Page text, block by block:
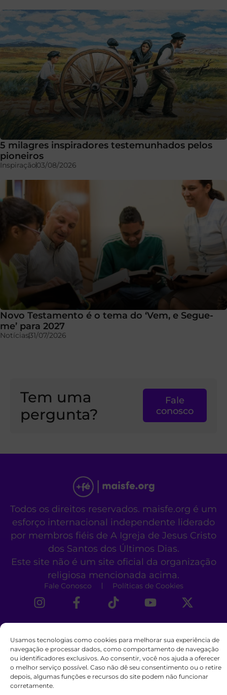
Usamos tecnologias como cookies para melhorar sua experiência de
navegação e processar dados, como comportamento de navegação
ou identificadores exclusivos. Ao consentir, você nos ajuda a oferecer
o melhor serviço possível. Caso não dê seu consentimento ou o retire
depois, algumas funções e recursos do site podem não funcionar
corretamente.
5 milagres inspiradores testemunhados pelos
pioneiros
Inspiração03/08/2026
Novo Testamento é o tema do ‘Vem, e Segue-
me’ para 2027
Notícias31/07/2026
Tem uma
pergunta?
Fale
conosco
Todos os direitos reservados. maisfe.org é um
esforço internacional independente liderado
por membros fiéis de A Igreja de Jesus Cristo
dos Santos dos Últimos Dias.
Este site não é um site oficial da organização
religiosa mencionada acima.
Fale Conosco Políticas de Cookies